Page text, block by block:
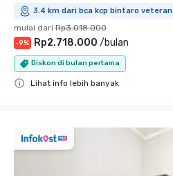
3.4 km dari bca kcp bintaro veteran
mulai dari Rp3.018.000
-9% Rp2.718.000 /bulan
Diskon di bulan pertama
Lihat info lebih banyak